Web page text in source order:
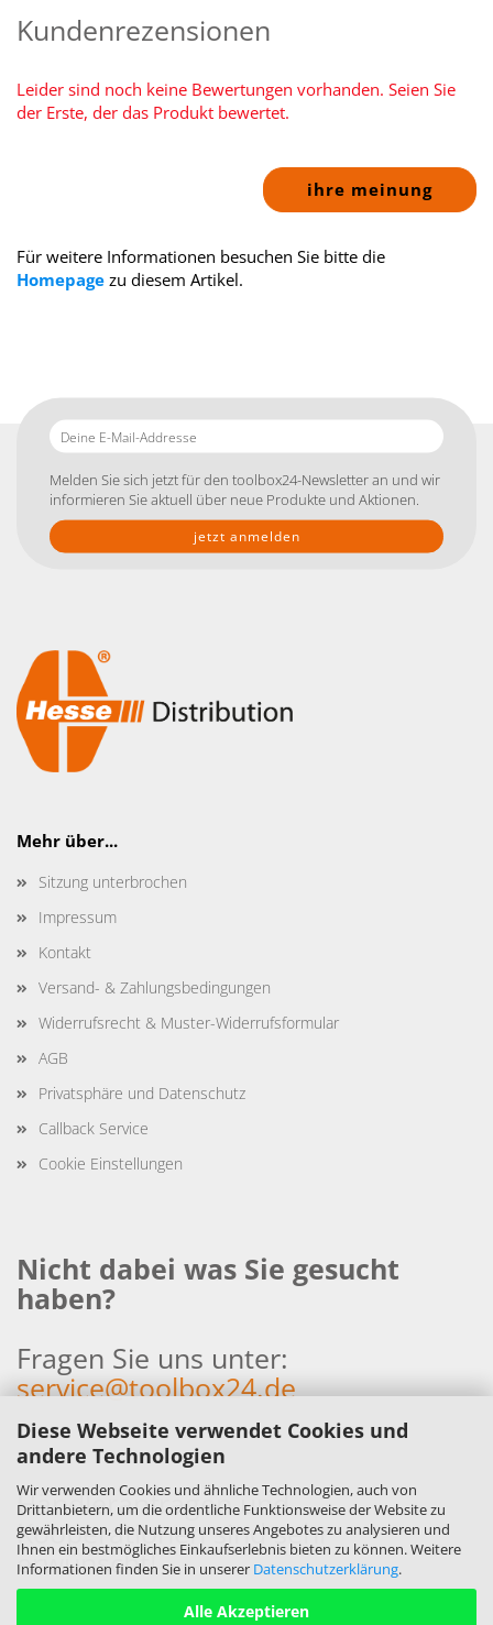
Diese Webseite verwendet Cookies und
andere Technologien
Wir verwenden Cookies und ähnliche Technologien, auch von
Drittanbietern, um die ordentliche Funktionsweise der Website zu
gewährleisten, die Nutzung unseres Angebotes zu analysieren und
Ihnen ein bestmögliches Einkaufserlebnis bieten zu können. Weitere
Informationen finden Sie in unserer Datenschutzerklärung.
Alle Akzeptieren
Kundenrezensionen
Leider sind noch keine Bewertungen vorhanden. Seien Sie
der Erste, der das Produkt bewertet.
ihre meinung
Für weitere Informationen besuchen Sie bitte die
Homepage zu diesem Artikel.
Deine
E-
Addresse
Melden Sie sich jetzt für den toolbox24-Newsletter an und wir
informieren Sie aktuell über neue Produkte und Aktionen.
Mehr über...
Sitzung unterbrochen
Impressum
Kontakt
Versand- & Zahlungsbedingungen
Widerrufsrecht & Muster-Widerrufsformular
AGB
Privatsphäre und Datenschutz
Callback Service
Cookie Einstellungen
Nicht dabei was Sie gesucht
haben?
Fragen Sie uns unter:
service@toolbox24.de
Händleranfragen und
Kooperationen sind sehr
erwünscht!